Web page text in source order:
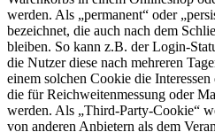
werden. Als „permanent“ oder
bezeichnet, die auch nach dem
bleiben. So kann z.B. der Login-
die Nutzer diese nach mehreren
einem solchen Cookie die
die für Reichweitenmessung oder
werden. Als „Third-Party-Cookie“
von anderen Anbietern als dem